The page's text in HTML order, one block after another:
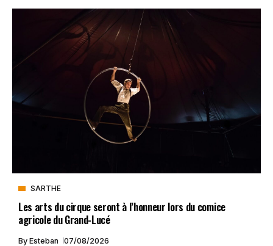
SARTHE
Les arts du cirque seront à l’honneur lors du comice
agricole du Grand-Lucé
By Esteban 07/08/2026